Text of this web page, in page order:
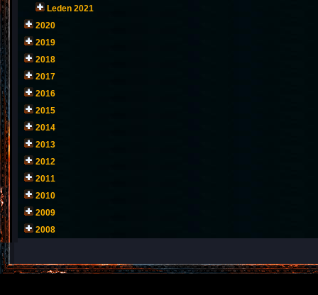
Leden 2021
2020
2019
2018
2017
2016
2015
2014
2013
2012
2011
2010
2009
2008